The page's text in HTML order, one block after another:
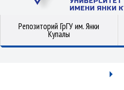
ИМЕНИ ЯНКИ
Репозиторий ГрГУ им. Янки
Купалы